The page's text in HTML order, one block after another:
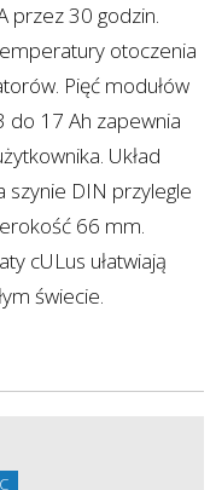
przez 30 godzin.
otoczenia
Pięć modułów
do 17 Ah zapewnia
Układ
szynie DIN przylegle
66 mm.
cULus ułatwiają
świecie.